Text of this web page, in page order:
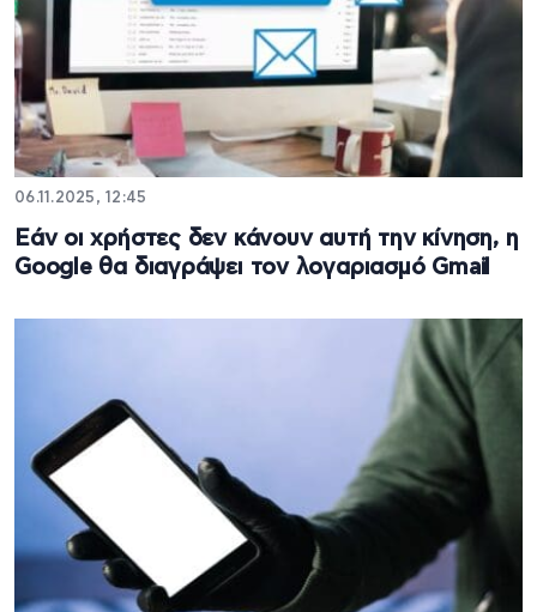
06.11.2025, 12:45
Εάν οι χρήστες δεν κάνουν αυτή την κίνηση, η
Google θα διαγράψει τον λογαριασμό Gmail